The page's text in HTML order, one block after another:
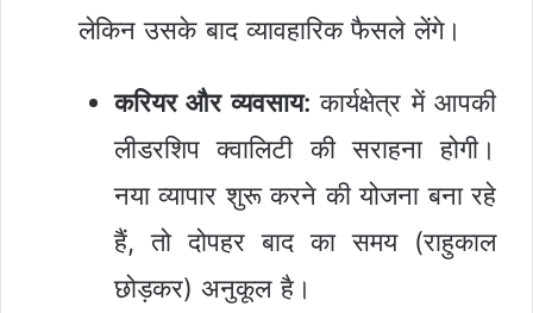
लेकिन उसके बाद व्यावहारिक फैसले लेंगे।
करियर और व्यवसाय: कार्यक्षेत्र में आपकी
लीडरशिप क्वालिटी की सराहना होगी।
नया व्यापार शुरू करने की योजना बना रहे
हैं, तो दोपहर बाद का समय (राहुकाल
छोड़कर) अनुकूल है।